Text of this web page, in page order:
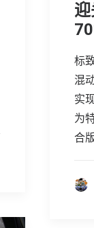
标
混
实
为
合